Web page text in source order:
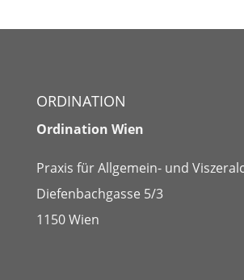
ORDINATION
Ordination Wien
Praxis für Allgemein- und
Diefenbachgasse 5/3
1150 Wien